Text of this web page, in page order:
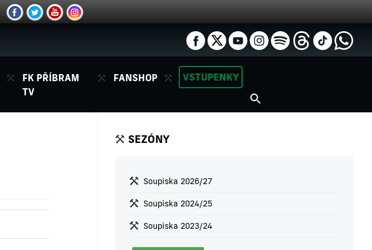
FK PŘÍBRAM
TV
FANSHOP VSTUPENKY
SEZÓNY
Soupiska 2026/27
Soupiska 2024/25
Soupiska 2023/24